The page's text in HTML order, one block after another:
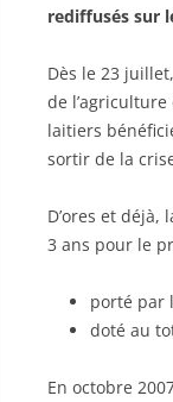
rediffusés sur
Dès le 23
de
laitiers
sortir de la
D’ores et
3 ans pour le
porté par
doté au
En octobre